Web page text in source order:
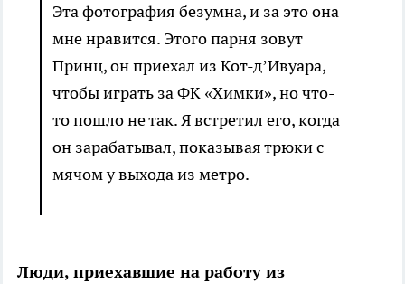
Эта фотография безумна, и за это она
мне нравится. Этого парня зовут
Принц, он приехал из Кот-д’Ивуара,
чтобы играть за ФК «Химки», но что-
то пошло не так. Я встретил его, когда
он зарабатывал, показывая трюки с
мячом у выхода из метро.
Люди, приехавшие на работу из